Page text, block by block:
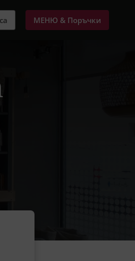
МЕНЮ & Поръчки